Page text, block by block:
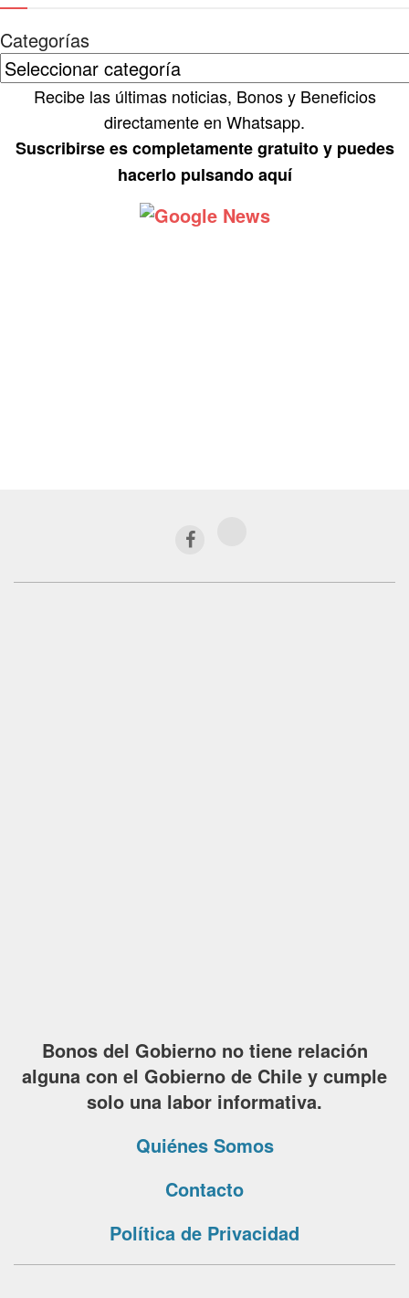
Categorías
Recibe las últimas noticias, Bonos y Beneficios
directamente en Whatsapp.
Suscribirse es completamente gratuito y puedes
hacerlo pulsando aquí
Bonos del Gobierno no tiene relación
alguna con el Gobierno de Chile y cumple
solo una labor informativa.
Quiénes Somos
Contacto
Política de Privacidad